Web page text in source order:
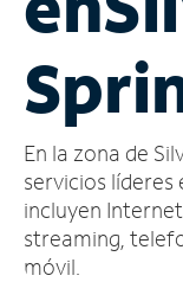
cuenta
Encuentra
tienda
En la zona de
servicios líderes
incluyen
streaming,
móvil.